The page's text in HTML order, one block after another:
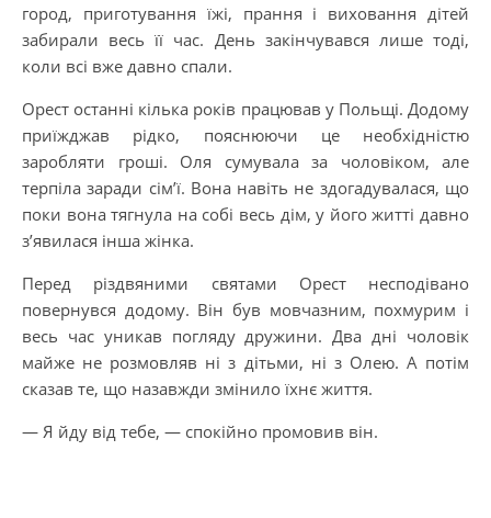
город, приготування їжі, прання і виховання дітей
забирали весь її час. День закінчувався лише тоді,
коли всі вже давно спали.
Орест останні кілька років працював у Польщі. Додому
приїжджав рідко, пояснюючи це необхідністю
заробляти гроші. Оля сумувала за чоловіком, але
терпіла заради сім’ї. Вона навіть не здогадувалася, що
поки вона тягнула на собі весь дім, у його житті давно
з’явилася інша жінка.
Перед різдвяними святами Орест несподівано
повернувся додому. Він був мовчазним, похмурим і
весь час уникав погляду дружини. Два дні чоловік
майже не розмовляв ні з дітьми, ні з Олею. А потім
сказав те, що назавжди змінило їхнє життя.
— Я йду від тебе, — спокійно промовив він.